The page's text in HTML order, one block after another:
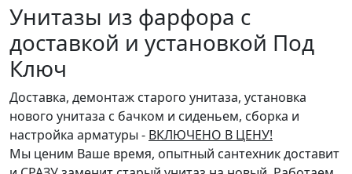
Унитазы из фарфора c
доставкой и установкой Под
Ключ
Доставка, демонтаж старого унитаза, установка
нового унитаза с бачком и сиденьем, сборка и
настройка арматуры - ВКЛЮЧЕНО В ЦЕНУ!
Мы ценим Ваше время, опытный сантехник доставит